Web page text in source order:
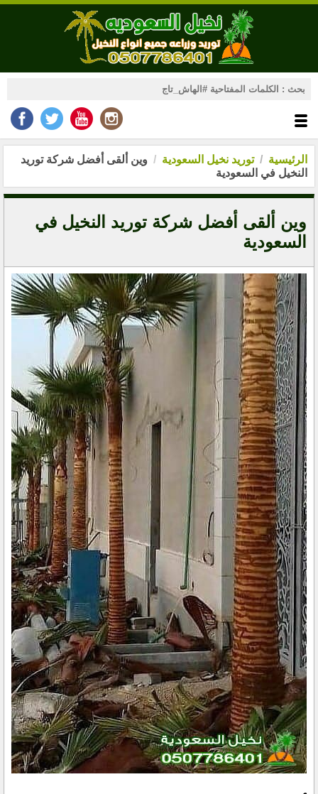
الرئيسية توريد نخيل السعودية
وين ألقى أفضل شركة توريد
النخيل في السعودية
وين ألقى أفضل شركة توريد النخيل في
السعودية